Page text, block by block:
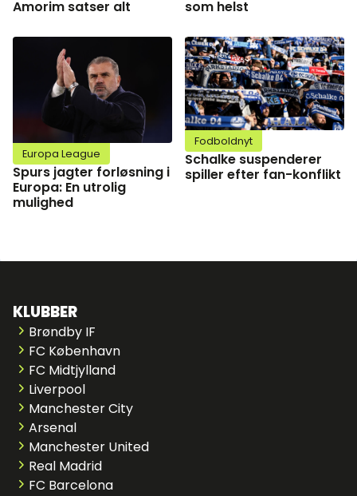
Amorim satser alt
som helst
Europa League
Spurs jagter forløsning i
Europa: En utrolig
mulighed
Fodboldnyt
Schalke suspenderer
spiller efter fan-konflikt
KLUBBER
Brøndby IF
FC København
FC Midtjylland
Liverpool
Manchester City
Arsenal
Manchester United
Real Madrid
FC Barcelona